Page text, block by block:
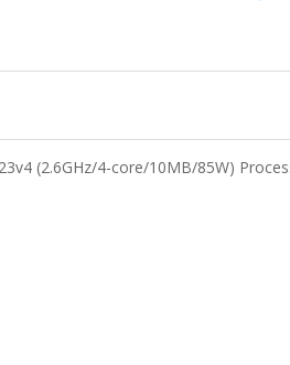
(2.6GHz/4-core/10MB/85W)